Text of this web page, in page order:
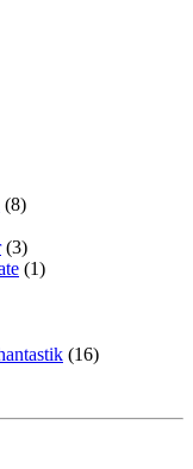
(8)
(3)
(1)
(16)